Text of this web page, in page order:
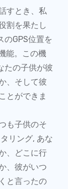
すとき、私
割を果たし
のGPS位置を
能。この機
たの子供が彼
、そして彼
とができま
も子供のそ
リング, あな
、どこに行
、彼がいつ
と言ったの